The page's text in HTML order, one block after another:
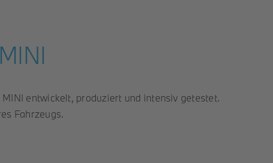
entwickelt, produziert und intensiv getestet.
Fahrzeugs.